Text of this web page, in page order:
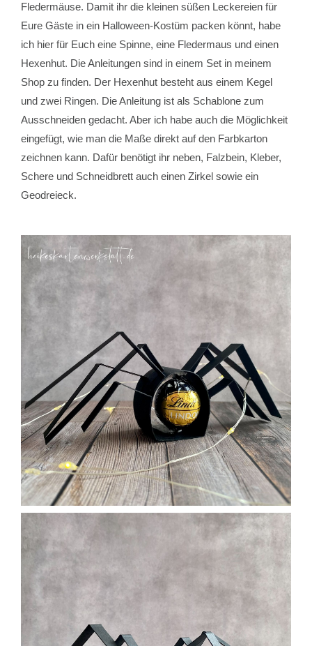
Fledermäuse. Damit ihr die kleinen süßen Leckereien für
Eure Gäste in ein Halloween-Kostüm packen könnt, habe
ich hier für Euch eine Spinne, eine Fledermaus und einen
Hexenhut. Die Anleitungen sind in einem Set in meinem
Shop zu finden. Der Hexenhut besteht aus einem Kegel
und zwei Ringen. Die Anleitung ist als Schablone zum
Ausschneiden gedacht. Aber ich habe auch die Möglichkeit
eingefügt, wie man die Maße direkt auf den Farbkarton
zeichnen kann. Dafür benötigt ihr neben, Falzbein, Kleber,
Schere und Schneidbrett auch einen Zirkel sowie ein
Geodreieck.